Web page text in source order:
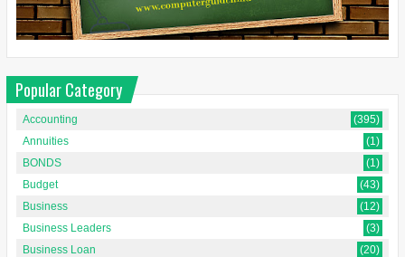
Popular Category
Accounting
(395)
Annuities
(1)
BONDS
(1)
Budget
(43)
Business
(12)
Business Leaders
(3)
Business Loan
(20)